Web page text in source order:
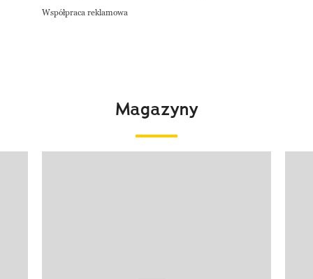
Współpraca reklamowa
Magazyny